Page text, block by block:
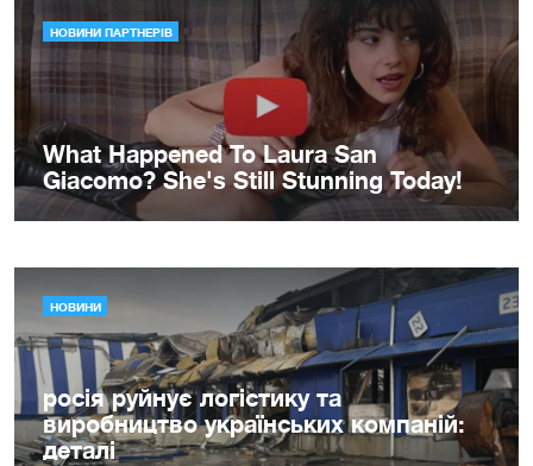
НОВИНИ
росія руйнує логістику та
виробництво українських компаній:
деталі